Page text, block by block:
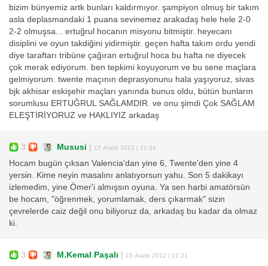
bizim bünyemiz artk bunları kaldırmıyor. şampiyon olmuş bir takım
asla deplasmandaki 1 puana sevinemez arakadaş hele hele 2-0
2-2 olmuşsa... ertuğrul hocanın misyonu bitmiştir. heyecanı
disiplini ve oyun takdiğini yidirmiştir. geçen hafta takım ordu yendi
diye taraftarı tribüne çağıran ertuğrul hoca bu hafta ne diyecek
çok merak ediyorum. ben tepkimi koyuyorum ve bu sene maçlara
gelmiyorum. twente maçının deprasyonunu hala yaşıyoruz, sivas
bjk akhisar eskişehir maçları yanında bunus oldu, bütün bunların
sorumlusu ERTUĞRUL SAĞLAMDIR. ve onu şimdi Çok SAĞLAM
ELEŞTİRİYORUZ ve HAKLIYIZ arkadaş
3 Mususi | 15 Aralık 2012 | 21:34
Hocam bugün çıksan Valencia'dan yine 6, Twente'den yine 4
yersin. Kime neyin masalını anlatıyorsun yahu. Son 5 dakikayı
izlemedim, yine Ömer'i almışsın oyuna. Ya sen harbi amatörsün
be hocam, "öğrenmek, yorumlamak, ders çıkarmak" sizin
çevrelerde caiz değil onu biliyoruz da, arkadaş bu kadar da olmaz
ki.
3 M.Kemal Paşalı | 15 Aralık 2012 | 21:21